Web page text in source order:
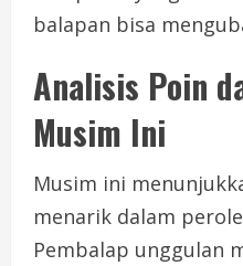
balapan bisa
Analisis Poin
Musim Ini
Musim ini
menarik dalam
Pembalap unggulan